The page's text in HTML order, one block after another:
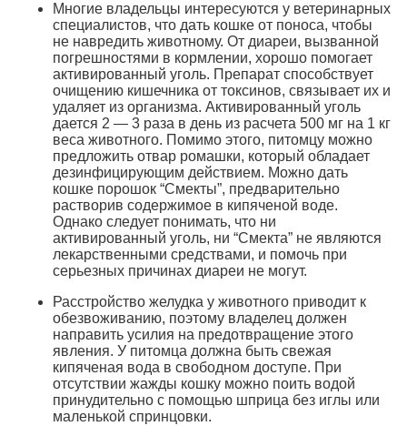
Многие владельцы интересуются у ветеринарных
специалистов, что дать кошке от поноса, чтобы
не навредить животному. От диареи, вызванной
погрешностями в кормлении, хорошо помогает
активированный уголь. Препарат способствует
очищению кишечника от токсинов, связывает их и
удаляет из организма. Активированный уголь
дается 2 — 3 раза в день из расчета 500 мг на 1 кг
веса животного. Помимо этого, питомцу можно
предложить отвар ромашки, который обладает
дезинфицирующим действием. Можно дать
кошке порошок “Смекты”, предварительно
растворив содержимое в кипяченой воде.
Однако следует понимать, что ни
активированный уголь, ни “Смекта” не являются
лекарственными средствами, и помочь при
серьезных причинах диареи не могут.
Расстройство желудка у животного приводит к
обезвоживанию, поэтому владелец должен
направить усилия на предотвращение этого
явления. У питомца должна быть свежая
кипяченая вода в свободном доступе. При
отсутствии жажды кошку можно поить водой
принудительно с помощью шприца без иглы или
маленькой спринцовки.